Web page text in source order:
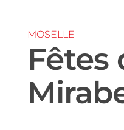
MOSELLE
Fêtes